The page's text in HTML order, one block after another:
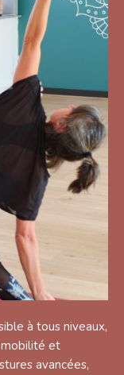
à tous niveaux,
et
avancées,